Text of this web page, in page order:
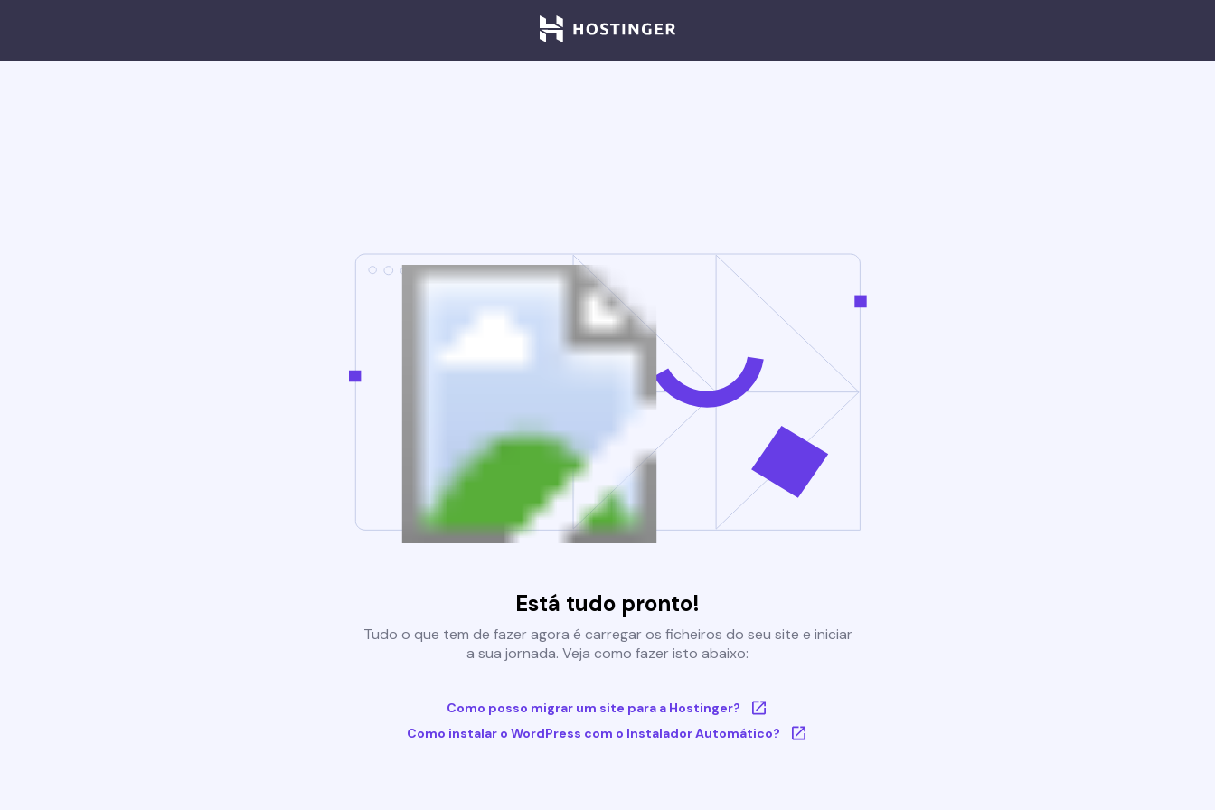
Está tudo pronto!
Tudo o que tem de fazer agora é carregar os ficheiros do seu site e iniciar
a sua jornada. Veja como fazer isto abaixo:
Como posso migrar um site para a Hostinger?
Como instalar o WordPress com o Instalador Automático?